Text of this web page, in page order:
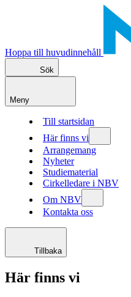
Hoppa till huvudinnehåll
Sök
Meny
Till startsidan
Här finns vi
Arrangemang
Nyheter
Studiematerial
Cirkelledare i NBV
Om NBV
Kontakta oss
Tillbaka
Här finns vi